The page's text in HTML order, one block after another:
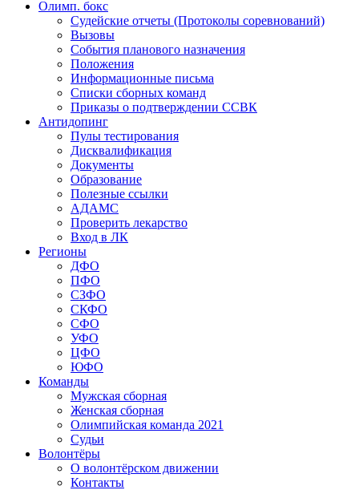
Олимп. бокс
Судейские отчеты (Протоколы соревнований)
Вызовы
События планового назначения
Положения
Информационные письма
Списки сборных команд
Приказы о подтверждении ССВК
Антидопинг
Пулы тестирования
Дисквалификация
Документы
Образование
Полезные ссылки
АДАМС
Проверить лекарство
Вход в ЛК
Регионы
ДФО
ПФО
СЗФО
СКФО
СФО
УФО
ЦФО
ЮФО
Команды
Мужская сборная
Женская сборная
Олимпийская команда 2021
Судьи
Волонтёры
О волонтёрском движении
Контакты